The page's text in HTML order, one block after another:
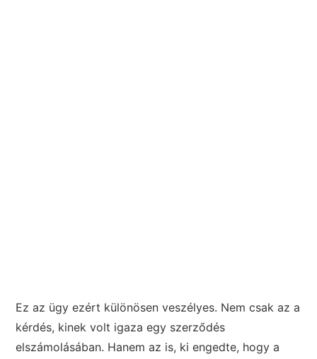
Ez az ügy ezért különösen veszélyes. Nem csak az a
kérdés, kinek volt igaza egy szerződés
elszámolásában. Hanem az is, ki engedte, hogy a